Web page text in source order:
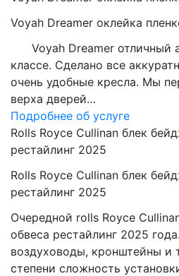
Voyah Dreamer оклейка
Voyah Dreamer отличный
классе. Сделано все
очень удобные кресла. Мы
верха дверей…
Подробнее об услуге
Rolls Royce Cullinan блек
рестайлинг 2025
Rolls Royce Cullinan блек
рестайлинг 2025
Очередной rolls Royce
обвеса рестайлинг 2025
воздуховоды, кронштейны и
степени сложность